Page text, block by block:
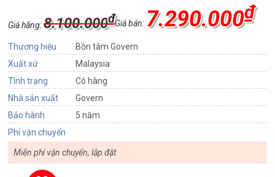
Giá bán: 7.290.000₫
Giá hãng:8.100.000₫
Thương hiệu
Bồn tắm Govern
Xuất xứ
Malaysia
Tình trạng
Có hàng
Nhà sản xuất
Govern
Bảo hành
5 năm
Phí vận chuyển
Miễn phí vận chuyển, lắp đặt